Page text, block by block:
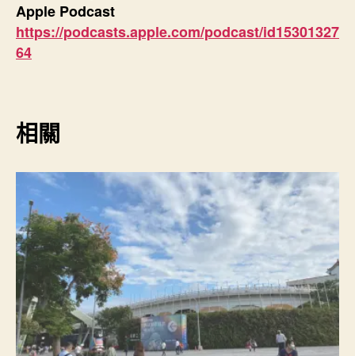
Apple Podcast
https://podcasts.apple.com/podcast/id15301327
64
相關